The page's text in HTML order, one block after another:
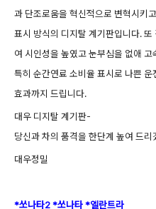
과 단조로움을 혁신적으로 변혁시키
표시 방식의 디지탈 계기판입니다.
여 시인성을 높였고 눈부심을 없애
특히 순간연료 소비율 표시로 나쁜
효과까지 드립니다.
대우 디지탈 계기판-
당신과 차의 품격을 한단계 높여 드리
대우정밀
*쏘나타2 *쏘나타 *엘란트라